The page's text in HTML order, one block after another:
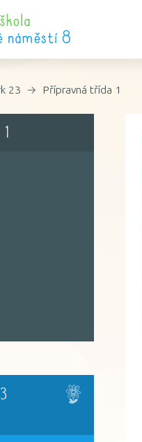
23 Přípravná třída 1